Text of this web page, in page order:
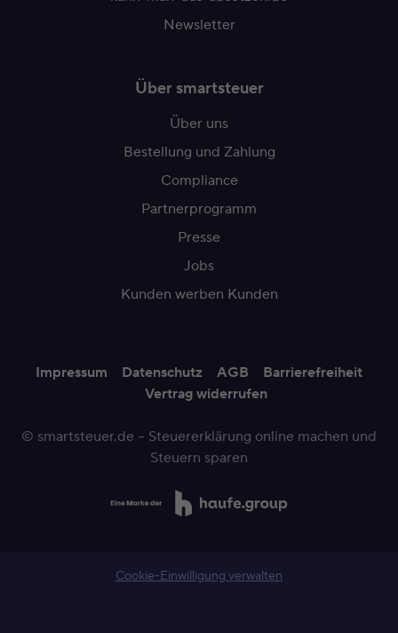
Newsletter
Über smartsteuer
Über uns
Bestellung und Zahlung
Compliance
Partnerprogramm
Presse
Jobs
Kunden werben Kunden
Impressum Datenschutz AGB
Barrierefreiheit
Vertrag widerrufen
© smartsteuer.de – Steuererklärung online machen und
Steuern sparen
Cookie-Einwilligung verwalten